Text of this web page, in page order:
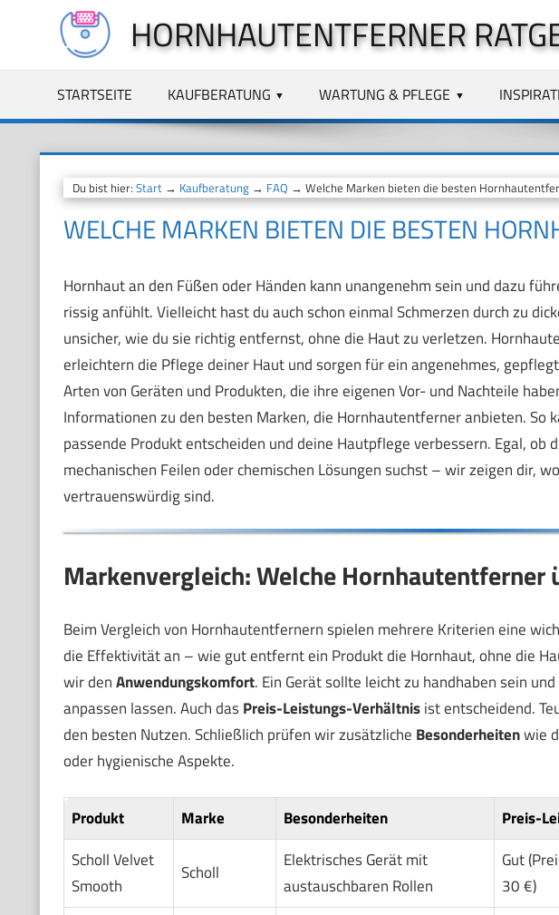
springen
HORNHAUTENTFERNER
STARTSEITE KAUFBERATUNG WARTUNG & PFLEGE
Du bist hier: Start→ Kaufberatung→ FAQ → Welche Marken bieten die besten
WELCHE MARKEN BIETEN DIE BESTEN
Hornhaut an den Füßen oder Händen kann unangenehm sein und dazu
rissig anfühlt. Vielleicht hast du auch schon einmal Schmerzen durch zu
unsicher, wie du sie richtig entfernst, ohne die Haut zu verletzen.
erleichtern die Pflege deiner Haut und sorgen für ein angenehmes,
Arten von Geräten und Produkten, die ihre eigenen Vor- und Nachteile
Informationen zu den besten Marken, die Hornhautentferner anbieten. So
passende Produkt entscheiden und deine Hautpflege verbessern. Egal, ob
mechanischen Feilen oder chemischen Lösungen suchst – wir zeigen dir,
vertrauenswürdig sind.
Markenvergleich: Welche Hornhautentferner
Beim Vergleich von Hornhautentfernern spielen mehrere Kriterien eine
die Effektivität an – wie gut entfernt ein Produkt die Hornhaut, ohne die
wir denAnwendungskomfort. Ein Gerät sollte leicht zu handhaben sein
anpassen lassen. Auch dasPreis-Leistungs-Verhältnisist entscheidend.
den besten Nutzen. Schließlich prüfen wir zusätzliche Besonderheitenwie
oder hygienische Aspekte.
Produkt Marke Besonderheiten Preis-
Scholl Velvet
Smooth
Scholl
Elektrisches Gerät mit
austauschbaren Rollen
Gut
30 €)